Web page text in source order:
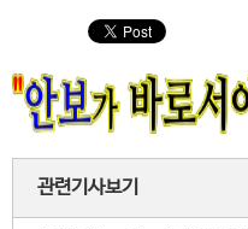
관련기사보기